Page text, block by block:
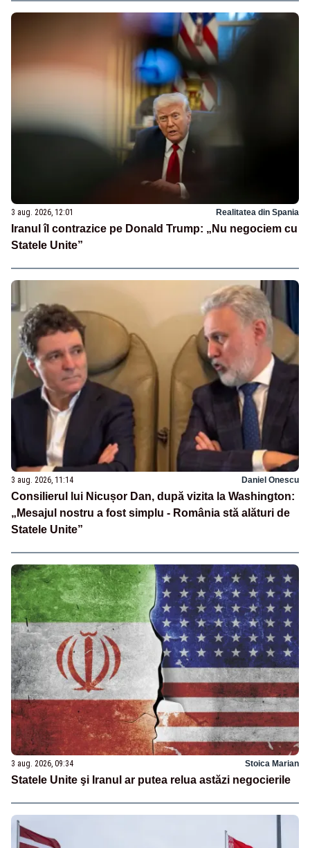
3 aug. 2026, 12:01 Realitatea din Spania
Iranul îl contrazice pe Donald Trump: „Nu negociem cu
Statele Unite”
3 aug. 2026, 11:14 Daniel Onescu
Consilierul lui Nicușor Dan, după vizita la Washington:
„Mesajul nostru a fost simplu - România stă alături de
Statele Unite”
3 aug. 2026, 09:34 Stoica Marian
Statele Unite şi Iranul ar putea relua astăzi negocierile